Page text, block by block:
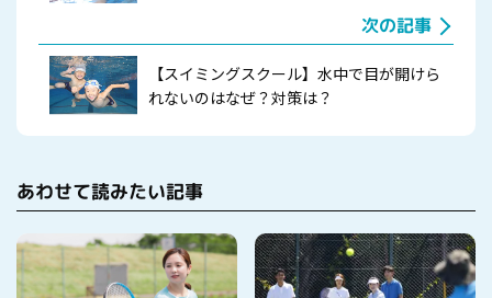
次の記事
【スイミングスクール】水中で目が開けら
れないのはなぜ？対策は？
あわせて読みたい記事